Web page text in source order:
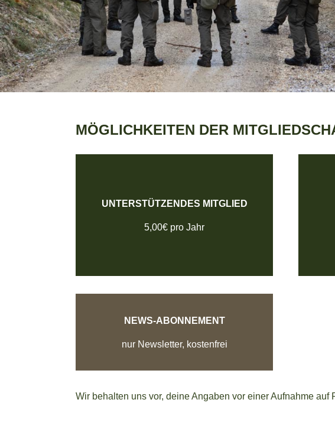
MÖGLICHKEITEN DER
UN­TER­STÜT­ZEN­DES MITGLIED
5,00€ pro Jahr
NEWS-ABONNEMENT
nur Newsletter, kostenfrei
Disclaimer:
Wir behalten uns vor, deine Angaben vor einer Aufnahme auf